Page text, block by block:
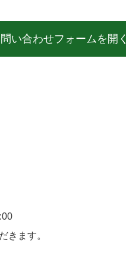
い合わせフォームを開く
きます。